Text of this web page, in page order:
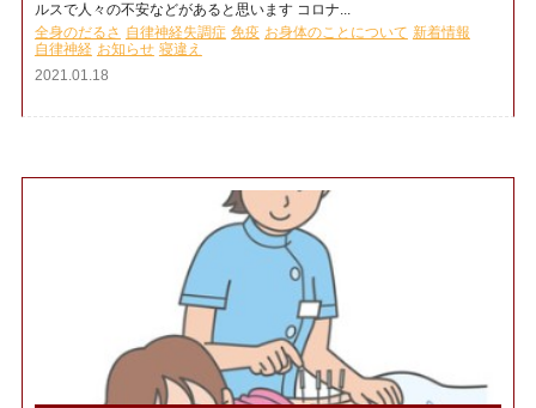
ルスで人々の不安などがあると思います コロナ...
全身のだるさ 自律神経失調症 免疫 お身体のことについて 新着情報
自律神経 お知らせ 寝違え
2021.01.18